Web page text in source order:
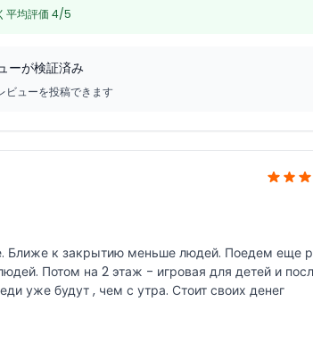
平均評価 4/5
ーが検証済み
ビューを投稿できます
Ближе к закрытию меньше людей. Поедем еще
Потом на 2 этаж - игровая для детей и
обеда вниз в зону аквапарка, т.к. там тоже меньше очереди уже будут , чем с утра. Стоит своих денег